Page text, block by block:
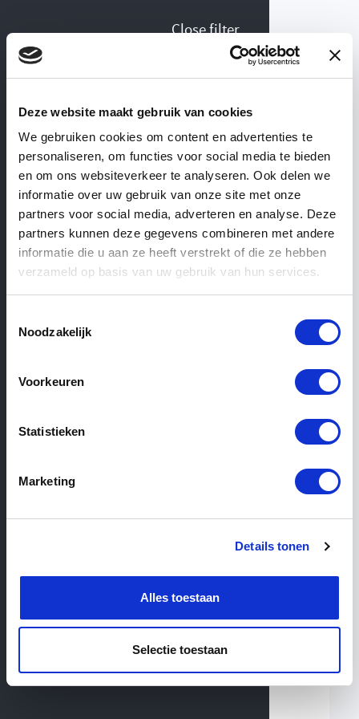
Deze website maakt gebruik van cookies
We gebruiken cookies om content en advertenties te
personaliseren, om functies voor social media te bieden
en om ons websiteverkeer te analyseren. Ook delen we
informatie over uw gebruik van onze site met onze
partners voor social media, adverteren en analyse. Deze
partners kunnen deze gegevens combineren met andere
informatie die u aan ze heeft verstrekt of die ze hebben
verzameld op basis van uw gebruik van hun services.
Noodzakelijk
Voorkeuren
Statistieken
Marketing
Details tonen
Alles toestaan
Selectie toestaan
WEBSHOP— ’T ACHTERHUIS
Old doors &
windows
Close filter
Collection Old doors &
windows
Door Type
Ensuite & Glass doors
Panel doors
View similar categories